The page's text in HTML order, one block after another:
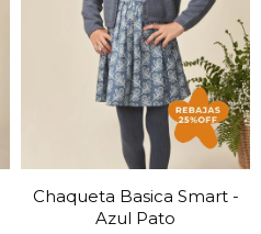
Chaqueta Basica Smart -
Azul Pato